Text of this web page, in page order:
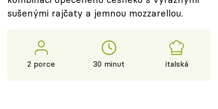
sušenými rajčaty a jemnou mozzarellou.
2 porce 30 minut italská